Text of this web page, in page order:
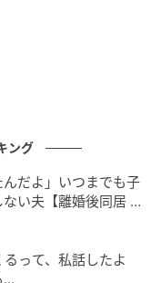
験談から産婦人科検
シピまで。月間利用者1
作品をもっとみる
ング
んだよ」いつまでも子
い夫【離婚後同居 Vo
って、私話したよ
…